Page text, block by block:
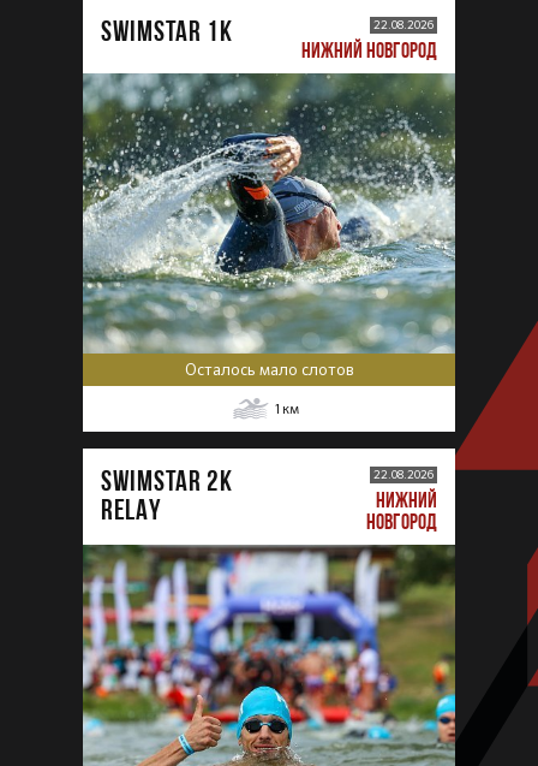
SWIMSTAR 1K 22.08.2026
НИЖНИЙ НОВГОРОД
Осталось мало слотов
1 км
SWIMSTAR 2K
RELAY
22.08.2026
НИЖНИЙ
НОВГОРОД